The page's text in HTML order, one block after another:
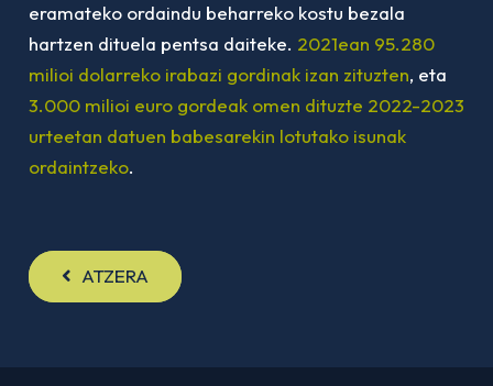
eramateko ordaindu beharreko kostu bezala
hartzen dituela pentsa daiteke. 2021ean 95.280
milioi dolarreko irabazi gordinak izan zituzten, eta
3.000 milioi euro gordeak omen dituzte 2022-2023
urteetan datuen babesarekin lotutako isunak
ordaintzeko.
ATZERA